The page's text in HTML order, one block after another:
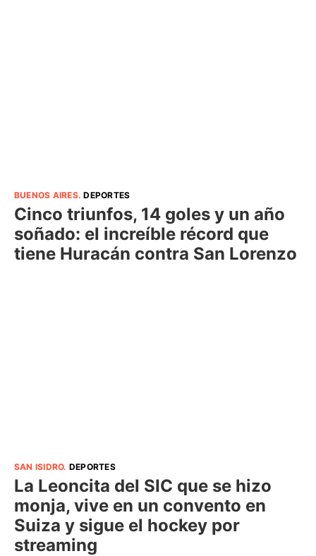
BUENOS AIRES.DEPORTES
Cinco triunfos, 14 goles y un año
soñado: el increíble récord que
tiene Huracán contra San Lorenzo
SAN ISIDRO. DEPORTES
La Leoncita del SIC que se hizo
monja, vive en un convento en
Suiza y sigue el hockey por
streaming